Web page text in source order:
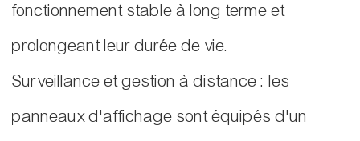
fonctionnement stable à long terme et
prolongeant leur durée de vie.
Surveillance et gestion à distance : les
panneaux d'affichage sont équipés d'un